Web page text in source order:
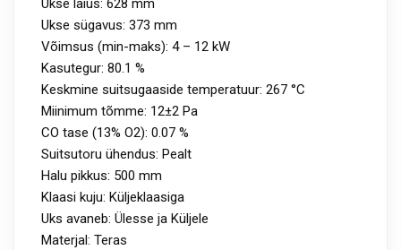
Ukse laius: 628 mm
Ukse sügavus: 373 mm
Võimsus (min-maks): 4 – 12 kW
Kasutegur: 80.1 %
Keskmine suitsugaaside temperatuur: 267 °C
Miinimum tõmme: 12±2 Pa
CO tase (13% O2): 0.07 %
Suitsutoru ühendus: Pealt
Halu pikkus: 500 mm
Klaasi kuju: Küljeklaasiga
Uks avaneb: Ülesse ja Küljele
Materjal: Teras